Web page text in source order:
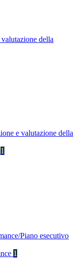
della
e valutazione della
1
Piano esecutivo
1